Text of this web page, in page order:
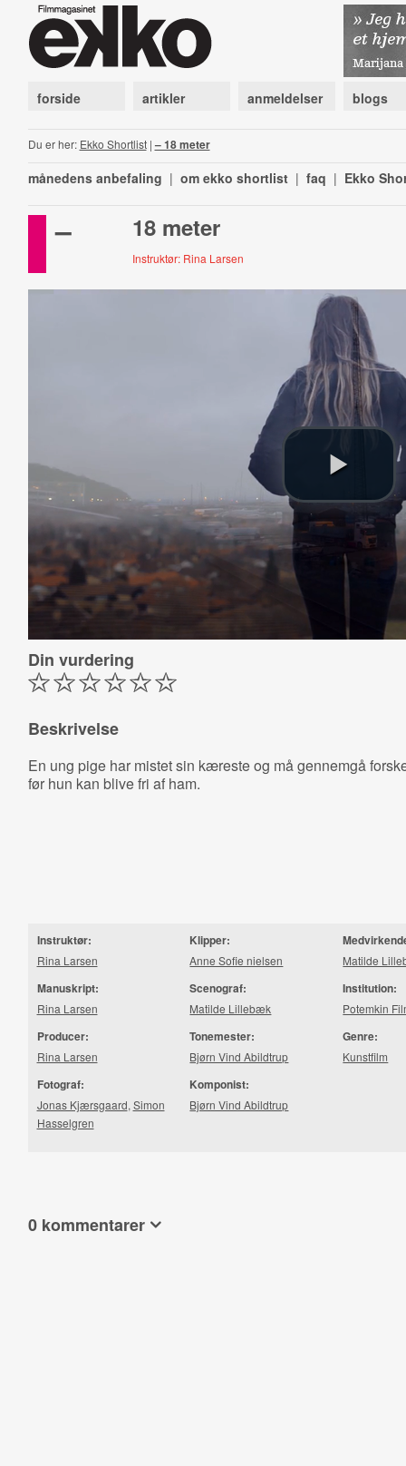
forside artikler anmeldelser blogs
Du er her: Ekko Shortlist| – 18 meter
månedens anbefaling | om ekko shortlist | faq | Ekko
– 18 meter
Instruktør: Rina Larsen
Din vurdering
Beskrivelse
En ung pige har mistet sin kæreste og må gennemgå
før hun kan blive fri af ham.
Instruktør:
Rina Larsen
Manuskript:
Rina Larsen
Producer:
Rina Larsen
Fotograf:
Jonas Kjærsgaard, Simon
Hasselgren
Klipper:
Anne Sofie nielsen
Scenograf:
Matilde Lillebæk
Tonemester:
Bjørn Vind Abildtrup
Komponist:
Bjørn Vind Abildtrup
Matilde
Institution:
Potemkin
Genre:
Kunstfilm
0 kommentarer